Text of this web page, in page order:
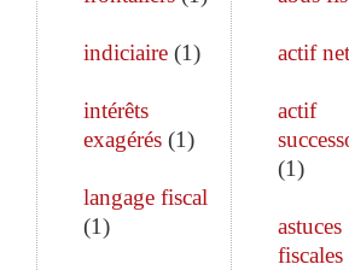
indiciaire (1)
intérêts
exagérés (1)
langage fiscal
(1)
actif net
actif
(1)
astuces
fiscales